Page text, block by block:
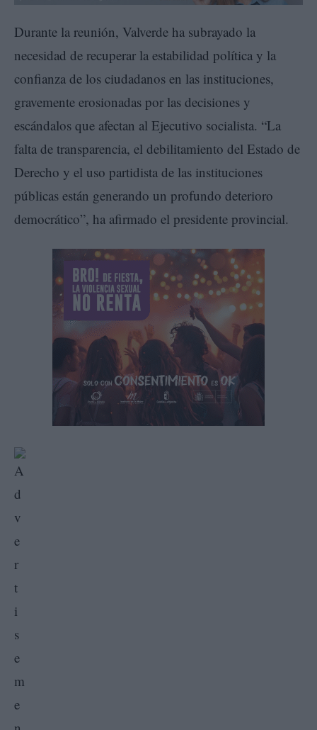
Durante la reunión, Valverde ha subrayado la
necesidad de recuperar la estabilidad política y la
confianza de los ciudadanos en las instituciones,
gravemente erosionadas por las decisiones y
escándalos que afectan al Ejecutivo socialista. “La
falta de transparencia, el debilitamiento del Estado de
Derecho y el uso partidista de las instituciones
públicas están generando un profundo deterioro
democrático”, ha afirmado el presidente provincial.